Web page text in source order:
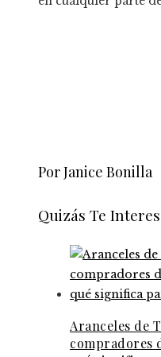
Por Janice Bonilla
Quizás Te
Aranceles de
compradores